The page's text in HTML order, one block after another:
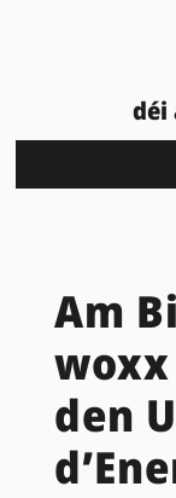
déi
Am
woxx
den